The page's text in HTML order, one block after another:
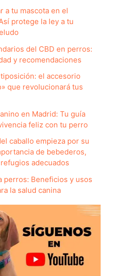
a tu mascota en el
protege la ley a tu
del CBD en perros:
y recomendaciones
el accesorio
que revolucionará tus
en Madrid: Tu guía
feliz con tu perro
caballo empieza por su
de bebederos,
adecuados
perros: Beneficios y usos
la salud canina